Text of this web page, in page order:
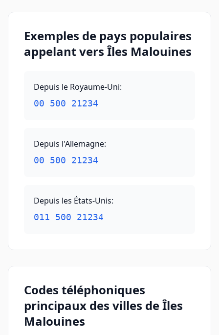
Exemples de pays populaires
appelant vers Îles Malouines
Depuis le Royaume-Uni:
00 500 21234
Depuis l'Allemagne:
00 500 21234
Depuis les États-Unis:
011 500 21234
Codes téléphoniques
principaux des villes de Îles
Malouines